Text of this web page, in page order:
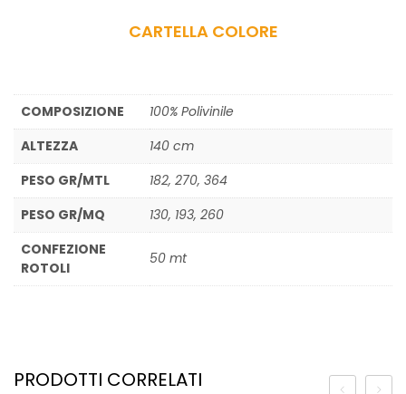
CARTELLA COLORE
COMPOSIZIONE
100% Polivinile
ALTEZZA
140 cm
PESO GR/MTL
182, 270, 364
PESO GR/MQ
130, 193, 260
CONFEZIONE
ROTOLI
50 mt
PRODOTTI CORRELATI